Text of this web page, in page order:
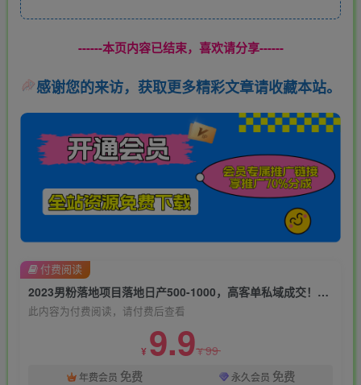
------本页内容已结束，喜欢请分享------
感谢您的来访，获取更多精彩文章请收藏本站。
2023男粉落地项目落地日产500-1000，高客单私域成交！零基础小白上手无压力【揭秘】
此内容为付费阅读，请付费后查看
¥ 9.9¥99
年费会员 免费 永久会员 免费
付费阅读